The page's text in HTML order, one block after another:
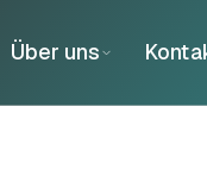
Über uns